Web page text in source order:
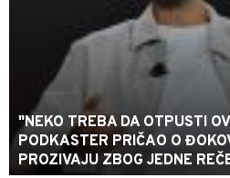
"NEKO TREBA DA OTPUSTI
PODKASTER PRIČAO O
PROZIVAJU ZBOG JEDNE